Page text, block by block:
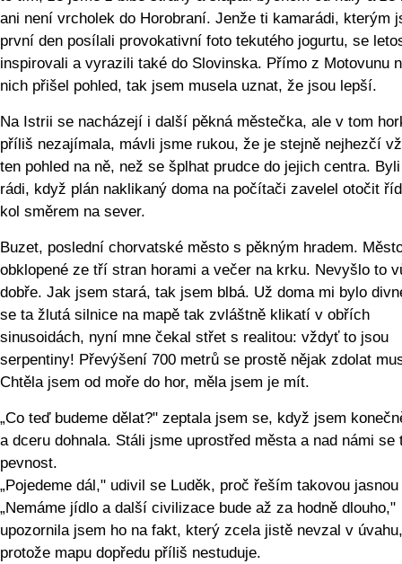
ani není vrcholek do Horobraní. Jenže ti kamarádi, kterým
první den posílali provokativní foto tekutého jogurtu, se
inspirovali a vyrazili také do Slovinska. Přímo z Motovunu
nich přišel pohled, tak jsem musela uznat, že jsou lepší.
Na Istrii se nacházejí i další pěkná městečka, ale v tom
příliš nezajímala, mávli jsme rukou, že je stejně nejhezčí
ten pohled na ně, než se šplhat prudce do jejich centra.
rádi, když plán naklikaný doma na počítači zavelel otočit
kol směrem na sever.
Buzet, poslední chorvatské město s pěkným hradem.
obklopené ze tří stran horami a večer na krku. Nevyšlo to
dobře. Jak jsem stará, tak jsem blbá. Už doma mi bylo
se ta žlutá silnice na mapě tak zvláštně klikatí v obřích
sinusoidách, nyní mne čekal střet s realitou: vždyť to jsou
serpentiny! Převýšení 700 metrů se prostě nějak zdolat
Chtěla jsem od moře do hor, měla jsem je mít.
„Co teď budeme dělat?" zeptala jsem se, když jsem
a dceru dohnala. Stáli jsme uprostřed města a nad námi se
pevnost.
„Pojedeme dál," udivil se Luděk, proč řeším takovou
„Nemáme jídlo a další civilizace bude až za hodně dlouho,"
upozornila jsem ho na fakt, který zcela jistě nevzal v úvahu,
protože mapu dopředu příliš nestuduje.